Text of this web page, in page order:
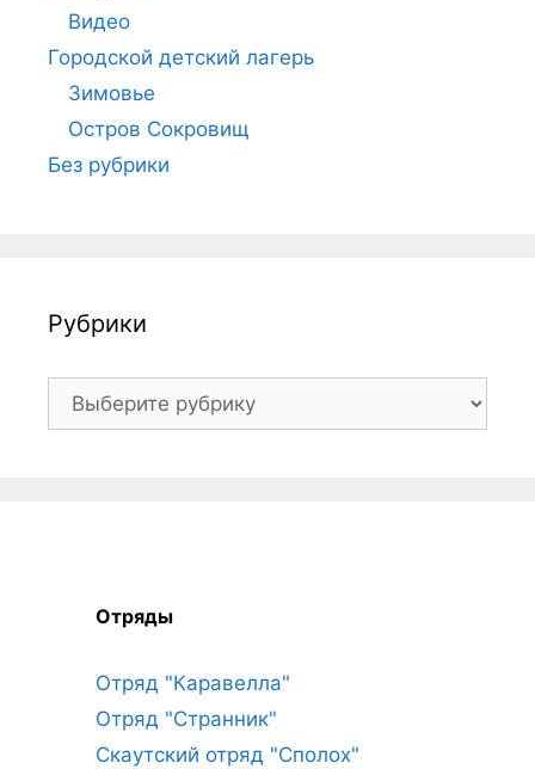
Видео
Городской детский лагерь
Зимовье
Остров Сокровищ
Без рубрики
Рубрики
Рубрики
Отряды
Отряд "Каравелла"
Отряд "Странник"
Скаутский отряд "Сполох"